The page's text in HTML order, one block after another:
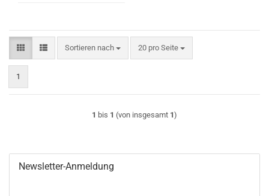
Sortieren nach
Sortieren nach 20 pro Seite
pro Seite
1
1 bis 1 (von insgesamt 1)
Newsletter-Anmeldung